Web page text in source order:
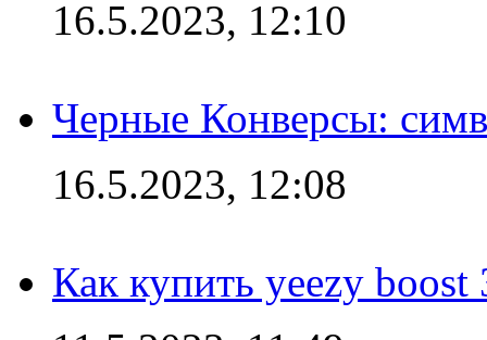
16.5.2023, 12:10
Черные Конверсы:
16.5.2023, 12:08
Как купить yeezy boost